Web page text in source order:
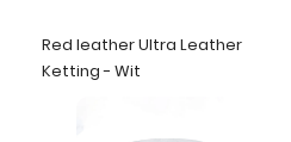
Red leather Ultra Leather
Ketting - Wit